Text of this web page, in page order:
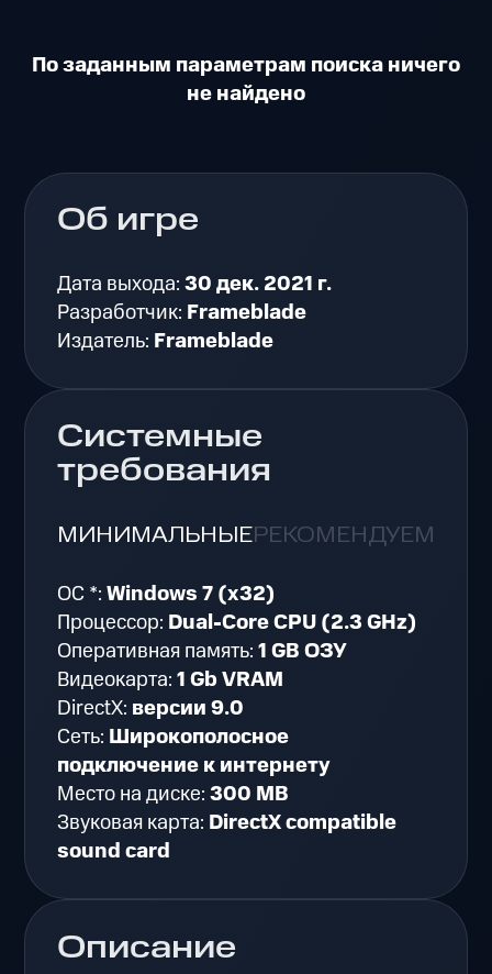
По заданным параметрам поиска ничего
не найдено
Описание
Об игре
Дата выхода:30 дек. 2021 г.
Разработчик: Frameblade
Издатель: Frameblade
Системные
требования
МИНИМАЛЬНЫЕРЕКОМЕНДУЕМЫЕ
ОС *:Windows 7 (x32)
Процессор: Dual-Core CPU (2.3 GHz)
Оперативная память:1 GB ОЗУ
Видеокарта:1 Gb VRAM
DirectX: версии 9.0
Сеть: Широкополосное
подключение к интернету
Место на диске:300 MB
Звуковая карта: DirectX compatible
sound card